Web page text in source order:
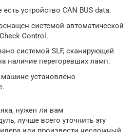
устройство CAN BUS data.
системой автоматической
Control.
системой SLF, сканирующей
наличие перегоревших ламп.
установлено
нужен ли вам
лучше всего уточнить эту